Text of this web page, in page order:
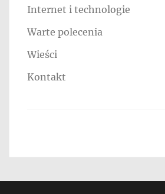
Internet i technologie
Warte polecenia
Wieści
Kontakt